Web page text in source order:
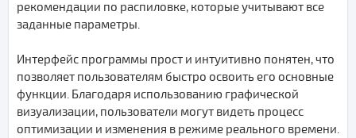
рекомендации по распиловке, которые учитывают все
заданные параметры.
Интерфейс программы прост и интуитивно понятен, что
позволяет пользователям быстро освоить его основные
функции. Благодаря использованию графической
визуализации, пользователи могут видеть процесс
оптимизации и изменения в режиме реального времени.